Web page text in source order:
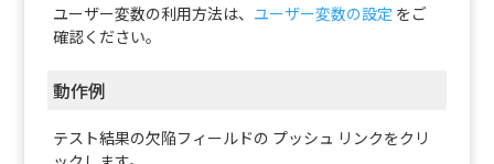
ユーザー変数の利用方法は、 ユーザー変数の設定 をご
確認ください。
動作例
テスト結果の欠陥フィールドの プッシュ リンクをクリ